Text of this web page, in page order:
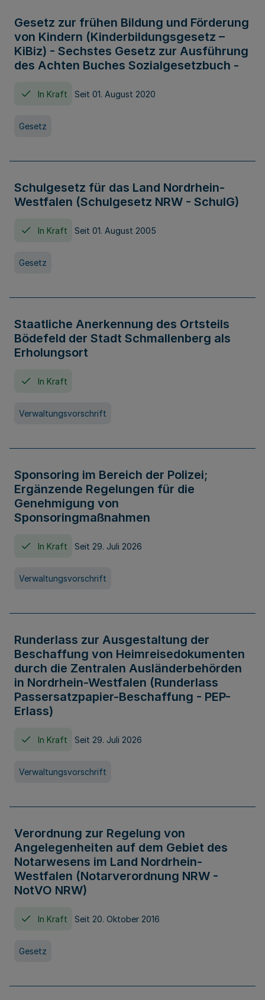
Gesetz zur frühen Bildung und Förderung
von Kindern (Kinderbildungsgesetz –
KiBiz) - Sechstes Gesetz zur Ausführung
des Achten Buches Sozialgesetzbuch -
In Kraft Seit 01. August 2020
Gesetz
Schulgesetz für das Land Nordrhein-
Westfalen (Schulgesetz NRW - SchulG)
In Kraft Seit 01. August 2005
Gesetz
Staatliche Anerkennung des Ortsteils
Bödefeld der Stadt Schmallenberg als
Erholungsort
In Kraft
Verwaltungsvorschrift
Sponsoring im Bereich der Polizei;
Ergänzende Regelungen für die
Genehmigung von
Sponsoringmaßnahmen
In Kraft Seit 29. Juli 2026
Verwaltungsvorschrift
Runderlass zur Ausgestaltung der
Beschaffung von Heimreisedokumenten
durch die Zentralen Ausländerbehörden
in Nordrhein-Westfalen (Runderlass
Passersatzpapier-Beschaffung - PEP-
Erlass)
In Kraft Seit 29. Juli 2026
Verwaltungsvorschrift
Verordnung zur Regelung von
Angelegenheiten auf dem Gebiet des
Notarwesens im Land Nordrhein-
Westfalen (Notarverordnung NRW -
NotVO NRW)
In Kraft Seit 20. Oktober 2016
Gesetz